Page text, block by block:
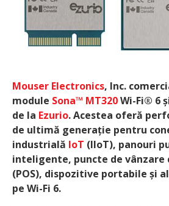
Mouser Electronics, Inc.
module Sona™ MT320Wi-Fi® 6
de la Ezurio. Acestea oferă
de ultimă generație pentru
industrială IoT (IIoT), panouri
inteligente, puncte de vânzare
(POS), dispozitive portabile și
pe Wi-Fi 6.